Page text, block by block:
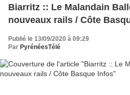
Biarritz :: Le Malandain
nouveaux rails / Côte
Publié le 13/09/2020 à 09:29
Par PyrénéesTélé